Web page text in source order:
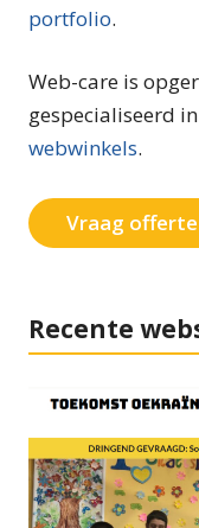
portfolio.
Web-care is
gespecialiseerd in
webwinkels.
Vraag
Recente